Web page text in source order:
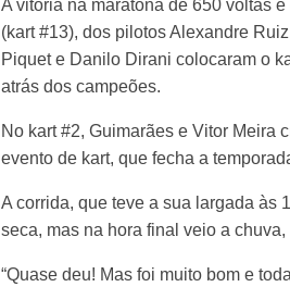
A vitória na maratona de 650 voltas
(kart #13), dos pilotos Alexandre
Piquet e Danilo Dirani colocaram o
atrás dos campeões.
No kart #2, Guimarães e Vitor Meira
evento de kart, que fecha a
A corrida, que teve a sua largada às
seca, mas na hora final veio a
“Quase deu! Mas foi muito bom e